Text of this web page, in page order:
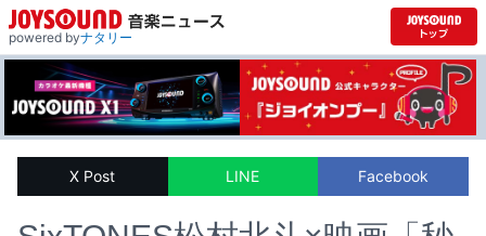
powered byナタリー
X Post LINE Facebook